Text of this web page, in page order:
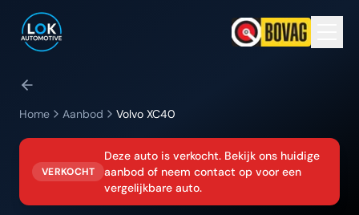
Home Aanbod Volvo XC40
VERKOCHT
Deze auto is verkocht. Bekijk ons huidige
aanbod of neem contact op voor een
vergelijkbare auto.